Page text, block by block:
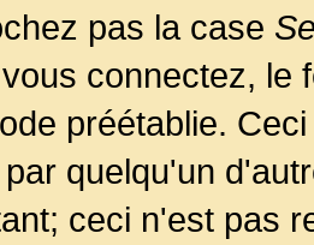
pas la case
connectez, le
préétablie.
quelqu'un
ceci n'est pas